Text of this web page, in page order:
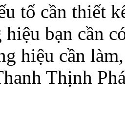
tố cần thiết
hiệu bạn cần
hiệu cần
Thịnh